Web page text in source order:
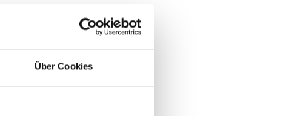
Über Cookies